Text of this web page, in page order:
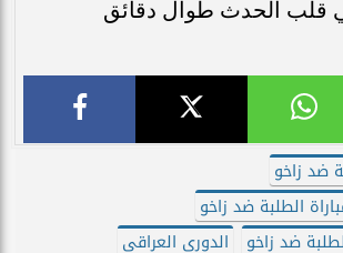
قلب الحدث طوال دقائق
ضد زاخو
الطلبة ضد زاخو
ضد زاخو
الدوري العراقي